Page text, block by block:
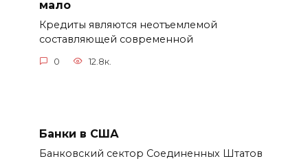
мало
Кредиты являются неотъемлемой
составляющей современной
0 12.8к.
Банки в США
Банковский сектор Соединенных Штатов